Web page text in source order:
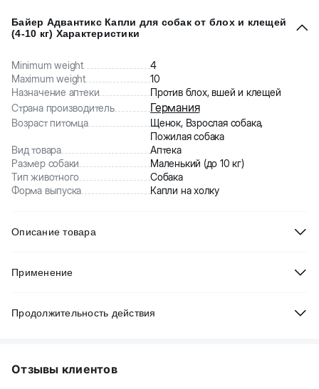
Байер Адвантикс Капли для собак от блох и клещей
(4-10 кг) Характеристики
Minimum weight
4
Maximum weight
10
Назначение аптеки
Против блох, вшей и клещей
Страна производитель
Германия
Возраст питомца
Щенок, Взрослая собака,
Пожилая собака
Вид товара
Аптека
Размер собаки
Маленький (до 10 кг)
Тип животного
Собака
Форма выпуска
Капли на холку
Описание товара
до 10 кг. Advantix применяют для уничтожения насекомых и
нанесения препарата на кожу. Защитное действие препарата
Применение
недоступном для слизывания животным месте (между
Продолжительность действия
Отзывы клиентов